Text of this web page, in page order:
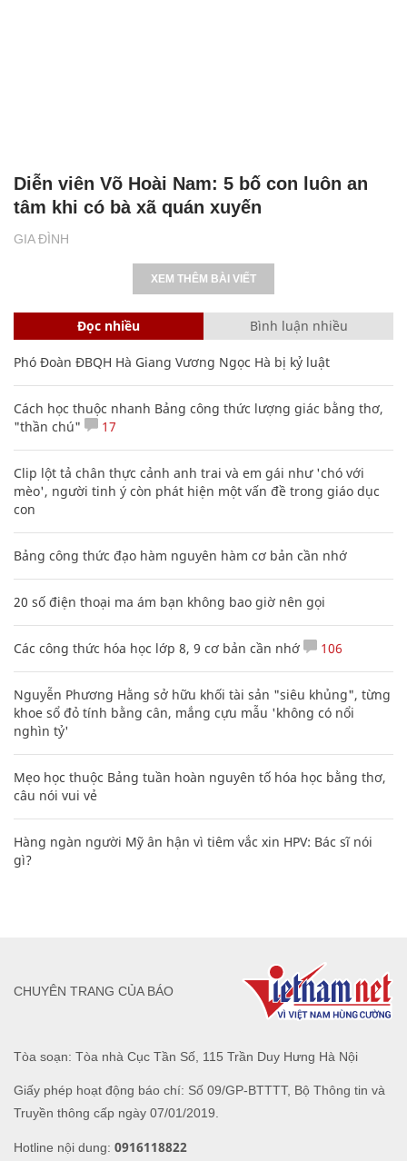
GIA ĐÌNH
Diễn viên Võ Hoài Nam: 5 bố con luôn an
tâm khi có bà xã quán xuyến
XEM THÊM BÀI VIẾT
Đọc nhiều Bình luận nhiều
Phó Đoàn ĐBQH Hà Giang Vương Ngọc Hà bị kỷ luật
Cách học thuộc nhanh Bảng công thức lượng giác bằng thơ,
"thần chú"
17
Clip lột tả chân thực cảnh anh trai và em gái như 'chó với
mèo', người tinh ý còn phát hiện một vấn đề trong giáo dục
con
Bảng công thức đạo hàm nguyên hàm cơ bản cần nhớ
20 số điện thoại ma ám bạn không bao giờ nên gọi
Các công thức hóa học lớp 8, 9 cơ bản cần nhớ 106
Nguyễn Phương Hằng sở hữu khối tài sản "siêu khủng", từng
khoe sổ đỏ tính bằng cân, mắng cựu mẫu 'không có nổi
nghìn tỷ'
Mẹo học thuộc Bảng tuần hoàn nguyên tố hóa học bằng thơ,
câu nói vui vẻ
Hàng ngàn người Mỹ ân hận vì tiêm vắc xin HPV: Bác sĩ nói
gì?
Tòa soạn: Tòa nhà Cục Tần Số, 115 Trần Duy Hưng Hà Nội
Giấy phép hoạt động báo chí: Số 09/GP-BTTTT, Bộ Thông tin và
Truyền thông cấp ngày 07/01/2019.
Hotline nội dung: 0916118822
CHUYÊN TRANG CỦA BÁO